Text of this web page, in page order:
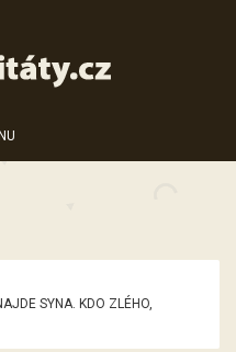
SYNA. KDO ZLÉHO,